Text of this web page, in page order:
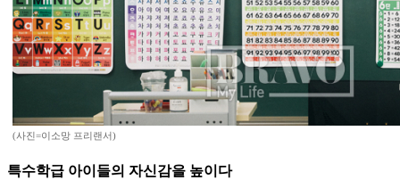
(사진=이소망 프리랜서)
특수학급 아이들의 자신감을 높이다